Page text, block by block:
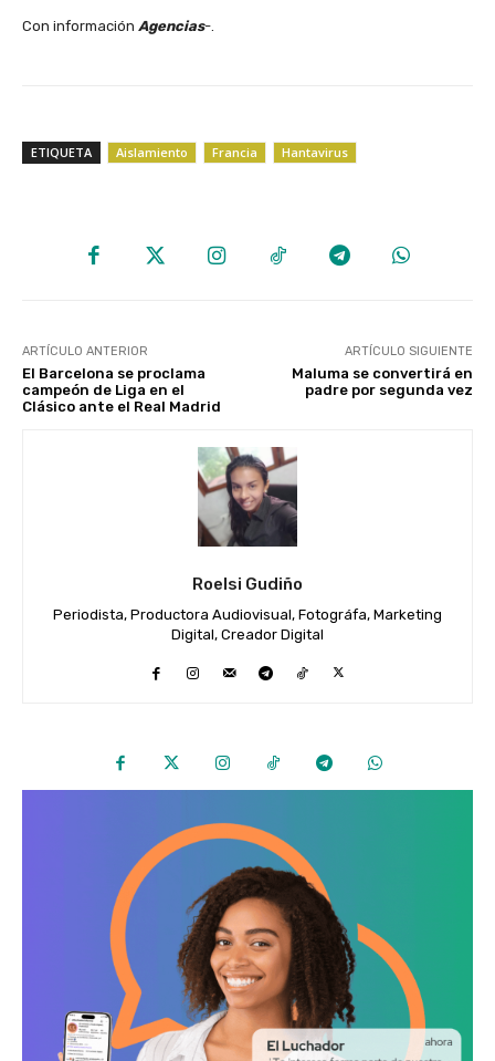
Con información Agencias-.
ETIQUETA Aislamiento Francia Hantavirus
ARTÍCULO ANTERIOR
El Barcelona se proclama
campeón de Liga en el
Clásico ante el Real Madrid
ARTÍCULO SIGUIENTE
Maluma se convertirá en
padre por segunda vez
Roelsi Gudiño
Periodista, Productora Audiovisual, Fotográfa, Marketing
Digital, Creador Digital